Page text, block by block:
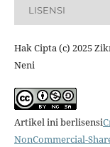
LISENSI
Hak Cipta (c) 2025
Neni
Artikel ini berlisensi
NonCommercial-